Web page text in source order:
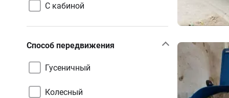
С кабиной
Способ передвижения
Гусеничный
Колесный